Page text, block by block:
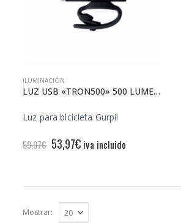
ILUMINACIÓN
LUZ USB «TRON500» 500 LUMENES DELANTERA
Luz para bicicleta Gurpil
59,97€ El
precio
59,97€.
53,97€El
53,97€.
iva incluido
Mostrar: